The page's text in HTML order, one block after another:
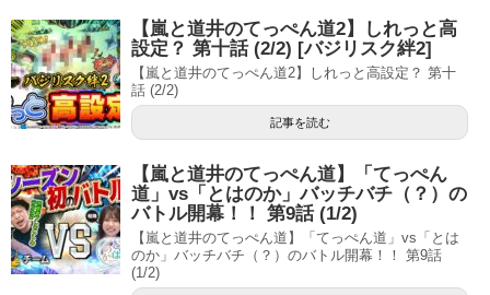
【嵐と道井のてっぺん道2】しれっと高
設定？ 第十話 (2/2) [バジリスク絆2]
【嵐と道井のてっぺん道2】しれっと高設定？ 第十
話 (2/2)
記事を読む
【嵐と道井のてっぺん道】「てっぺん
道」vs「とはのか」バッチバチ（？）の
バトル開幕！！ 第9話 (1/2)
【嵐と道井のてっぺん道】「てっぺん道」vs「とは
のか」バッチバチ（？）のバトル開幕！！ 第9話
(1/2)